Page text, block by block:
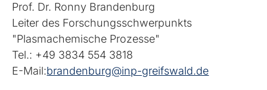
Prof. Dr. Ronny Brandenburg
Leiter des Forschungsschwerpunkts
"Plasmachemische Prozesse"
Tel.: +49 3834 554 3818
E-Mail:brandenburg@inp-greifswald.de